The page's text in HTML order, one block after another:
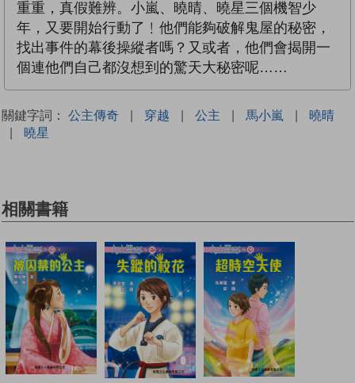
重重，真假難辨。小嵐、曉晴、曉星三個機智少
年，又要開始行動了﹗他們能夠破解鬼屋的秘密，
找出事件的幕後操縱者嗎？又或者，他們會揭開一
個連他們自己都沒想到的驚天大秘密呢……
關鍵字詞： 公主傳奇 | 穿越 | 公主 | 馬小嵐 |
曉晴
|
曉星
相關書籍